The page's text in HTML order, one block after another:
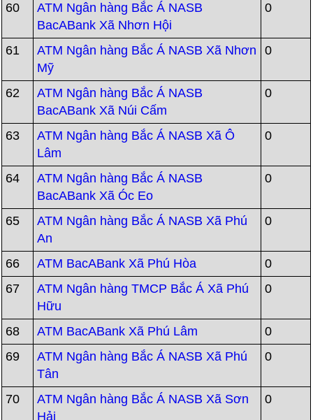
60
ATM Ngân hàng Bắc Á NASB
BacABank Xã Nhơn Hội
0
61
ATM Ngân hàng Bắc Á NASB Xã Nhơn
Mỹ
0
62
ATM Ngân hàng Bắc Á NASB
BacABank Xã Núi Cấm
0
63
ATM Ngân hàng Bắc Á NASB Xã Ô
Lâm
0
64
ATM Ngân hàng Bắc Á NASB
BacABank Xã Óc Eo
0
65
ATM Ngân hàng Bắc Á NASB Xã Phú
An
0
66 ATM BacABank Xã Phú Hòa
0
67
ATM Ngân hàng TMCP Bắc Á Xã Phú
Hữu
0
68 ATM BacABank Xã Phú Lâm
0
69
ATM Ngân hàng Bắc Á NASB Xã Phú
Tân
0
70
ATM Ngân hàng Bắc Á NASB Xã Sơn
Hải
0